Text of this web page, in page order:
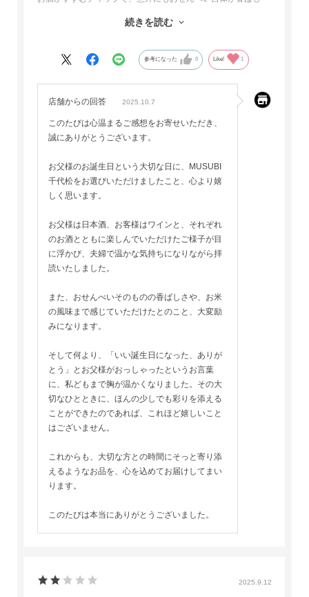
お米の風味が感じられて日本酒にもぴったり。
て、贈って本当によかったです。
続きを読む
参考になった 0 Like! 1
店舗からの回答 2025.10.7
このたびは心温まるご感想をお寄せいただき、
誠にありがとうございます。
お父様のお誕生日という大切な日に、MUSUBI
千代松をお選びいただけましたこと、心より嬉
しく思います。
お父様は日本酒、お客様はワインと、それぞれ
のお酒とともに楽しんでいただけたご様子が目
に浮かび、夫婦で温かな気持ちになりながら拝
読いたしました。
また、おせんべいそのものの香ばしさや、お米
の風味まで感じていただけたとのこと、大変励
みになります。
そして何より、「いい誕生日になった、ありが
とう」とお父様がおっしゃったというお言葉
に、私どもまで胸が温かくなりました。その大
切なひとときに、ほんの少しでも彩りを添える
ことができたのであれば、これほど嬉しいこと
はございません。
これからも、大切な方との時間にそっと寄り添
えるようなお品を、心を込めてお届けしてまい
ります。
このたびは本当にありがとうございました。
2025.9.12